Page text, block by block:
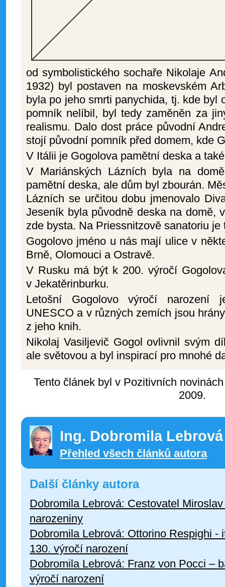
od symbolistického sochaře Nikolaje
1932) byl postaven na moskevském
byla po jeho smrti panychida, tj. kde byl
pomník nelíbil, byl tedy zaměněn za
realismu. Dalo dost práce původní
stojí původní pomník před domem, kde
V Itálii je Gogolova pamětní deska a
V Mariánských Lázních byla na
pamětní deska, ale dům byl zbourán.
Lázních se určitou dobu jmenovalo
Jeseník byla původně deska na domě,
zde bysta. Na Priessnitzově sanatoriu
Gogolovo jméno u nás mají ulice v
Brně, Olomouci a Ostravě.
V Rusku má být k 200. výročí
v Jekatěrinburku.
Letošní Gogolovo výročí narození
UNESCO a v různých zemích jsou
z jeho knih.
Nikolaj Vasiljevič Gogol ovlivnil svým
ale světovou a byl inspirací pro mnohé
Tento článek byl v Pozitivních
2009.
Ing. Dobromila Lebrová
Přehled všech článků autora
Další články autora
Dobromila Lebrová: Cestovatel
narozeniny
Dobromila Lebrová: Ottorino Respighi -
130. výročí narození
Dobromila Lebrová: Franz von Pocci –
výročí narození